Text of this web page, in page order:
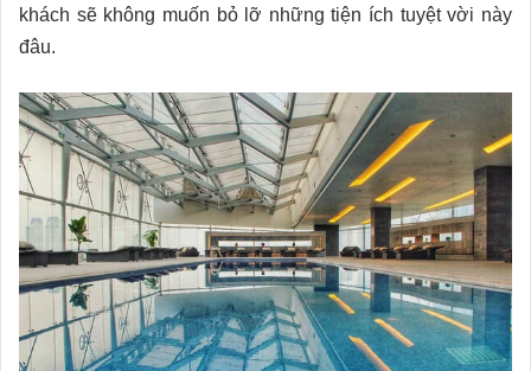
khách sẽ không muốn bỏ lỡ những tiện ích tuyệt vời này
đâu.